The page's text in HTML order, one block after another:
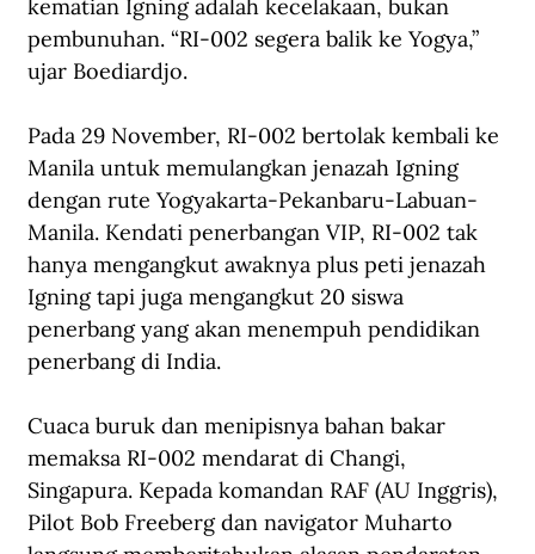
kematian Igning adalah kecelakaan, bukan
pembunuhan. “RI-002 segera balik ke Yogya,”
ujar Boediardjo.
Pada 29 November, RI-002 bertolak kembali ke
Manila untuk memulangkan jenazah Igning
dengan rute Yogyakarta-Pekanbaru-Labuan-
Manila. Kendati penerbangan VIP, RI-002 tak
hanya mengangkut awaknya plus peti jenazah
Igning tapi juga mengangkut 20 siswa
penerbang yang akan menempuh pendidikan
penerbang di India.
Cuaca buruk dan menipisnya bahan bakar
memaksa RI-002 mendarat di Changi,
Singapura. Kepada komandan RAF (AU Inggris),
Pilot Bob Freeberg dan navigator Muharto